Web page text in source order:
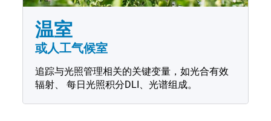
温室
或人工气候室
追踪与光照管理相关的关键变量，如光合有效
辐射、 每日光照积分DLI、光谱组成。